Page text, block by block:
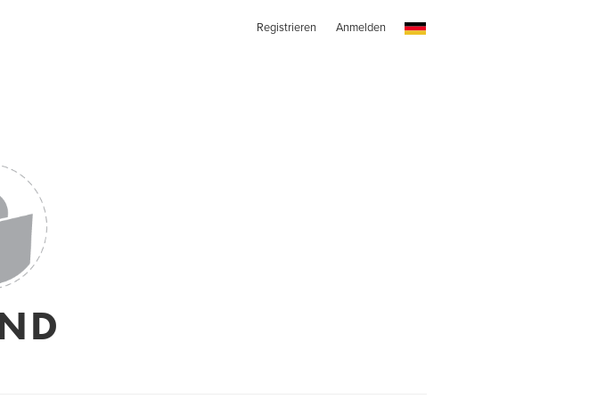
Registrieren Anmelden